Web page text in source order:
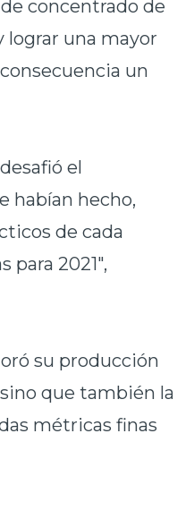
concentrado de
lograr una mayor
un
el
habían hecho,
de cada
2021",
su producción
que también la
métricas finas